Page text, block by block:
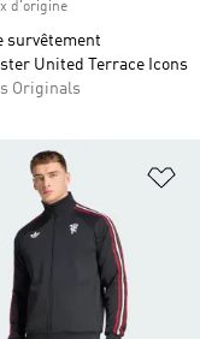
d'origine
survêtement
United Terrace Icons
Originals
Liste de produits